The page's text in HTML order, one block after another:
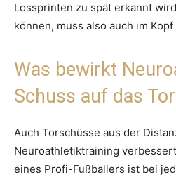
Lossprinten zu spät erkannt
können, muss also auch im
Was bewirkt
Schuss auf das
Auch Torschüsse aus der
Neuroathletiktraining
eines Profi-Fußballers ist bei